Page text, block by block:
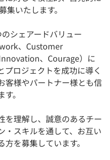
いたします。
シェアードバリュー
、Customer
、Courage）に
ロジェクトを成功に導く
客様やパートナー様とも信
。
を理解し、誠意のあるチー
・スキルを通して、お互い
を募集しています。